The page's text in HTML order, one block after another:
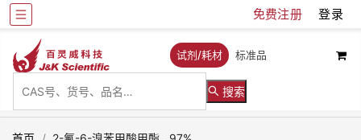
免费注册 登录
试剂/耗材 标准品
搜索